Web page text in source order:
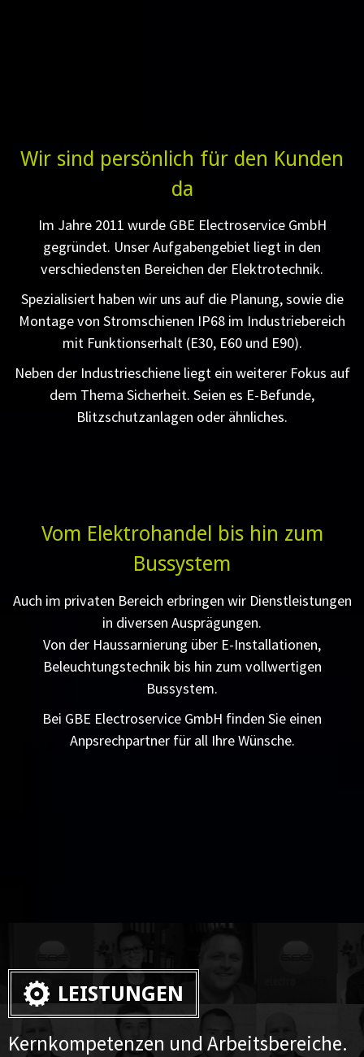
Wir sind persönlich für den Kunden
da
Im Jahre 2011 wurde GBE Electroservice GmbH
gegründet. Unser Aufgabengebiet liegt in den
verschiedensten Bereichen der Elektrotechnik.
Spezialisiert haben wir uns auf die Planung, sowie die
Montage von Stromschienen IP68 im Industriebereich
mit Funktionserhalt (E30, E60 und E90).
Neben der Industrieschiene liegt ein weiterer Fokus auf
dem Thema Sicherheit. Seien es E-Befunde,
Blitzschutzanlagen oder ähnliches.
Vom Elektrohandel bis hin zum
Bussystem
Auch im privaten Bereich erbringen wir Dienstleistungen
in diversen Ausprägungen.
Von der Haussarnierung über E-Installationen,
Beleuchtungstechnik bis hin zum vollwertigen
Bussystem.
Bei GBE Electroservice GmbH finden Sie einen
Anpsrechpartner für all Ihre Wünsche.
LEISTUNGEN
Kernkompetenzen und Arbeitsbereiche.